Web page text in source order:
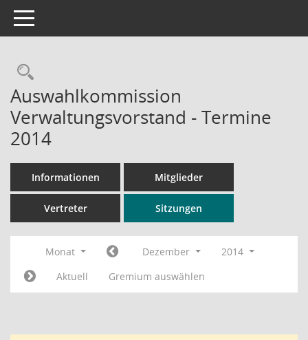
Toggle navigation
Rechercheauswahl
Auswahlkommission
Verwaltungsvorstand - Termine
2014
Informationen Mitglieder
Vertreter Sitzungen
Monat Dezember
2014
Aktuell
Gremium auswählen